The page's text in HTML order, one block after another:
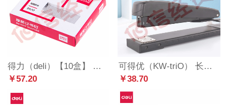
得力（deli）【10盒】 订书钉加厚 厚层订书针 单盒 23/17 (120页订书针) 0017/盒
￥57.20
可得优（KW-triO） 长臂重型订书机大a3中缝订书机办公订书器骑马订厚层装订50页 5887
￥38.70